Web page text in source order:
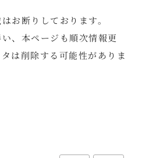
お断りしております。
、本ページも順次情報更
は削除する可能性がありま